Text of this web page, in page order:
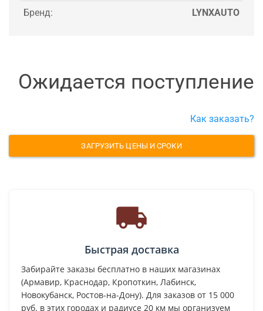
Бренд: LYNXAUTO
Ожидается поступление
Как заказать?
ЗАГРУЗИТЬ ЦЕНЫ И СРОКИ
Быстрая доставка
Забирайте заказы бесплатно в наших магазинах
(Армавир, Краснодар, Кропоткин, Лабинск,
Новокубанск, Ростов-на-Дону). Для заказов от 15 000
руб. в этих городах и радиусе 20 км мы организуем